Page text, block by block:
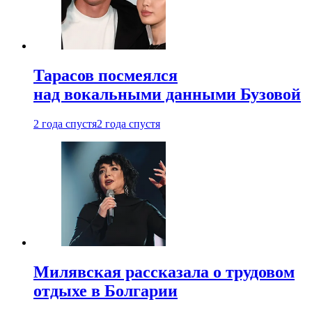
Тарасов посмеялся
над вокальными данными Бузовой
2 года спустя2 года спустя
Милявская рассказала о трудовом
отдыхе в Болгарии